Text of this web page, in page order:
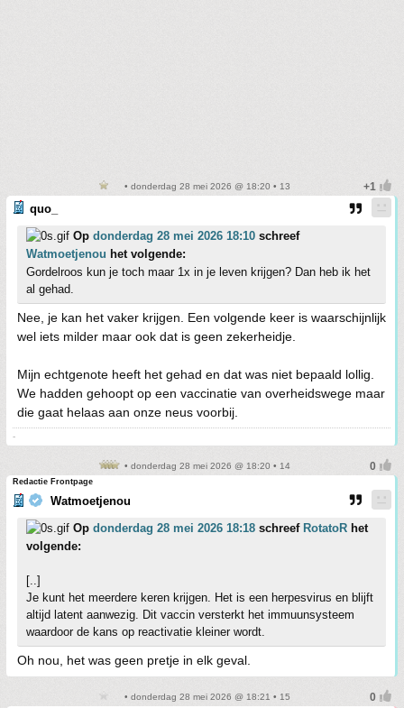
• donderdag 28 mei 2026 @ 18:20 • 13
quo_
Op donderdag 28 mei 2026 18:10 schreef
Watmoetjenou het volgende:
Gordelroos kun je toch maar 1x in je leven krijgen? Dan heb ik het
al gehad.
Nee, je kan het vaker krijgen. Een volgende keer is waarschijnlijk
wel iets milder maar ook dat is geen zekerheidje.
Mijn echtgenote heeft het gehad en dat was niet bepaald lollig.
We hadden gehoopt op een vaccinatie van overheidswege maar
die gaat helaas aan onze neus voorbij.
-
• donderdag 28 mei 2026 @ 18:20 • 14
Redactie Frontpage
Watmoetjenou
Op donderdag 28 mei 2026 18:18 schreef RotatoR het
volgende:
[..]
Je kunt het meerdere keren krijgen. Het is een herpesvirus en blijft
altijd latent aanwezig. Dit vaccin versterkt het immuunsysteem
waardoor de kans op reactivatie kleiner wordt.
Oh nou, het was geen pretje in elk geval.
• donderdag 28 mei 2026 @ 18:21 • 15